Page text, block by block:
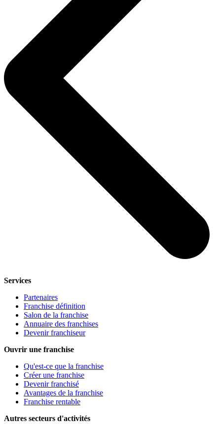
Services
Partenaires
Franchise définition
Salon de la franchise
Annuaire des franchises
Devenir franchiseur
Ouvrir une franchise
Qu'est-ce que la franchise
Créer une franchise
Devenir franchisé
Avantages de la franchise
Franchise rentable
Autres secteurs d'activités